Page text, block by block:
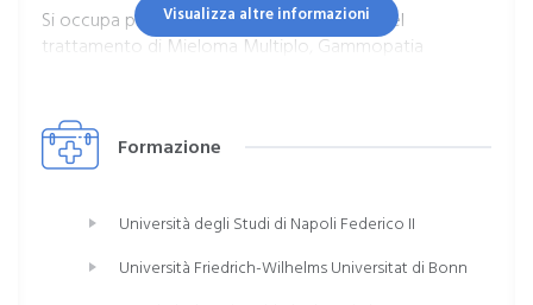
Si occupa principalmente della diagnosi e del
trattamento di Mieloma Multiplo, Gammopatia
Linfoadenomegalie/Linfoadenopatie - patologie del
linfonodo, Linfoma di Hodgkin e non Hodgkin,
Poliglobulie e Sindromi Mieloproliferative Croniche
Mielofibrosi), Leucopenie, neutropenie e pancitopenie.
Autore di numerose pubblicazioni scientifiche
Visualizza altre informazioni
Formazione
Università degli Studi di Napoli Federico II
Università Friedrich-Wilhelms Universitat di Bonn